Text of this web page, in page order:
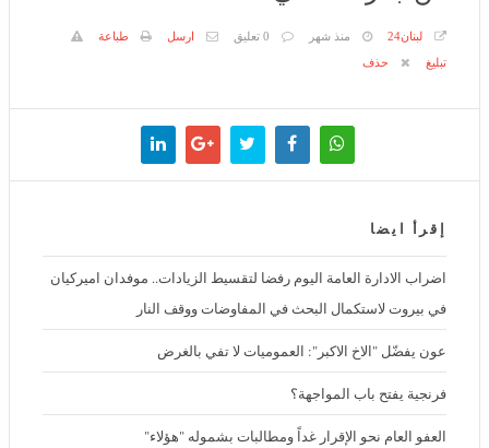
إقرأ ايضا
اضراب الادارة العامة اليوم رفضا لتقسيط الزيادات.. موفدان اميركيان في
بيروت لاستكمال البحث في المفاوضات ووقف النار
عون يفضّل "الاخ الاكبر": العموميات لا تفي بالغرض
فرنجية يفتح باب المواجهة؟
العفو العام نحو الإقرار غداً ومطالبات بشموله "هؤلاء"